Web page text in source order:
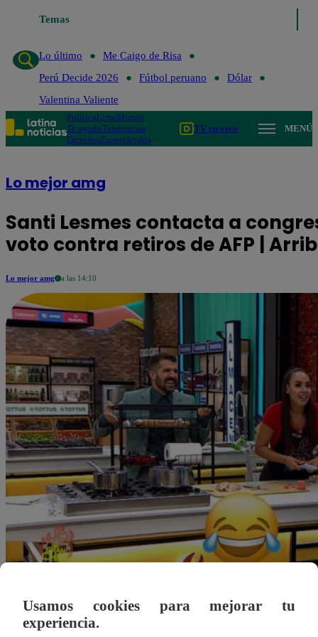
Temas
Lo último
Me Caigo de Risa
Perú Decide 2026
Fútbol peruano
Dólar
Valentina Valiente
PolíticaLimaMundo
Te ayudoTendencias
DeportesEspectáculos
TV en vivo MENÚ
Lo mejor amg
Santi Lesmes contacta a
voto contra retiros de AFP |
Lo mejor amg a las 14:10
Alejandra Sanchez A.
Usamos cookies para mejorar tu
experiencia.